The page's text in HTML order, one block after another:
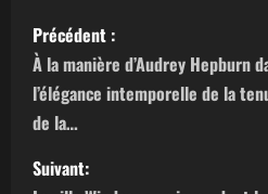
N
a
v
i
Précédent :
À la manière d’Audrey Hepburn
l’élégance intemporelle de la
de la…
Suivant: